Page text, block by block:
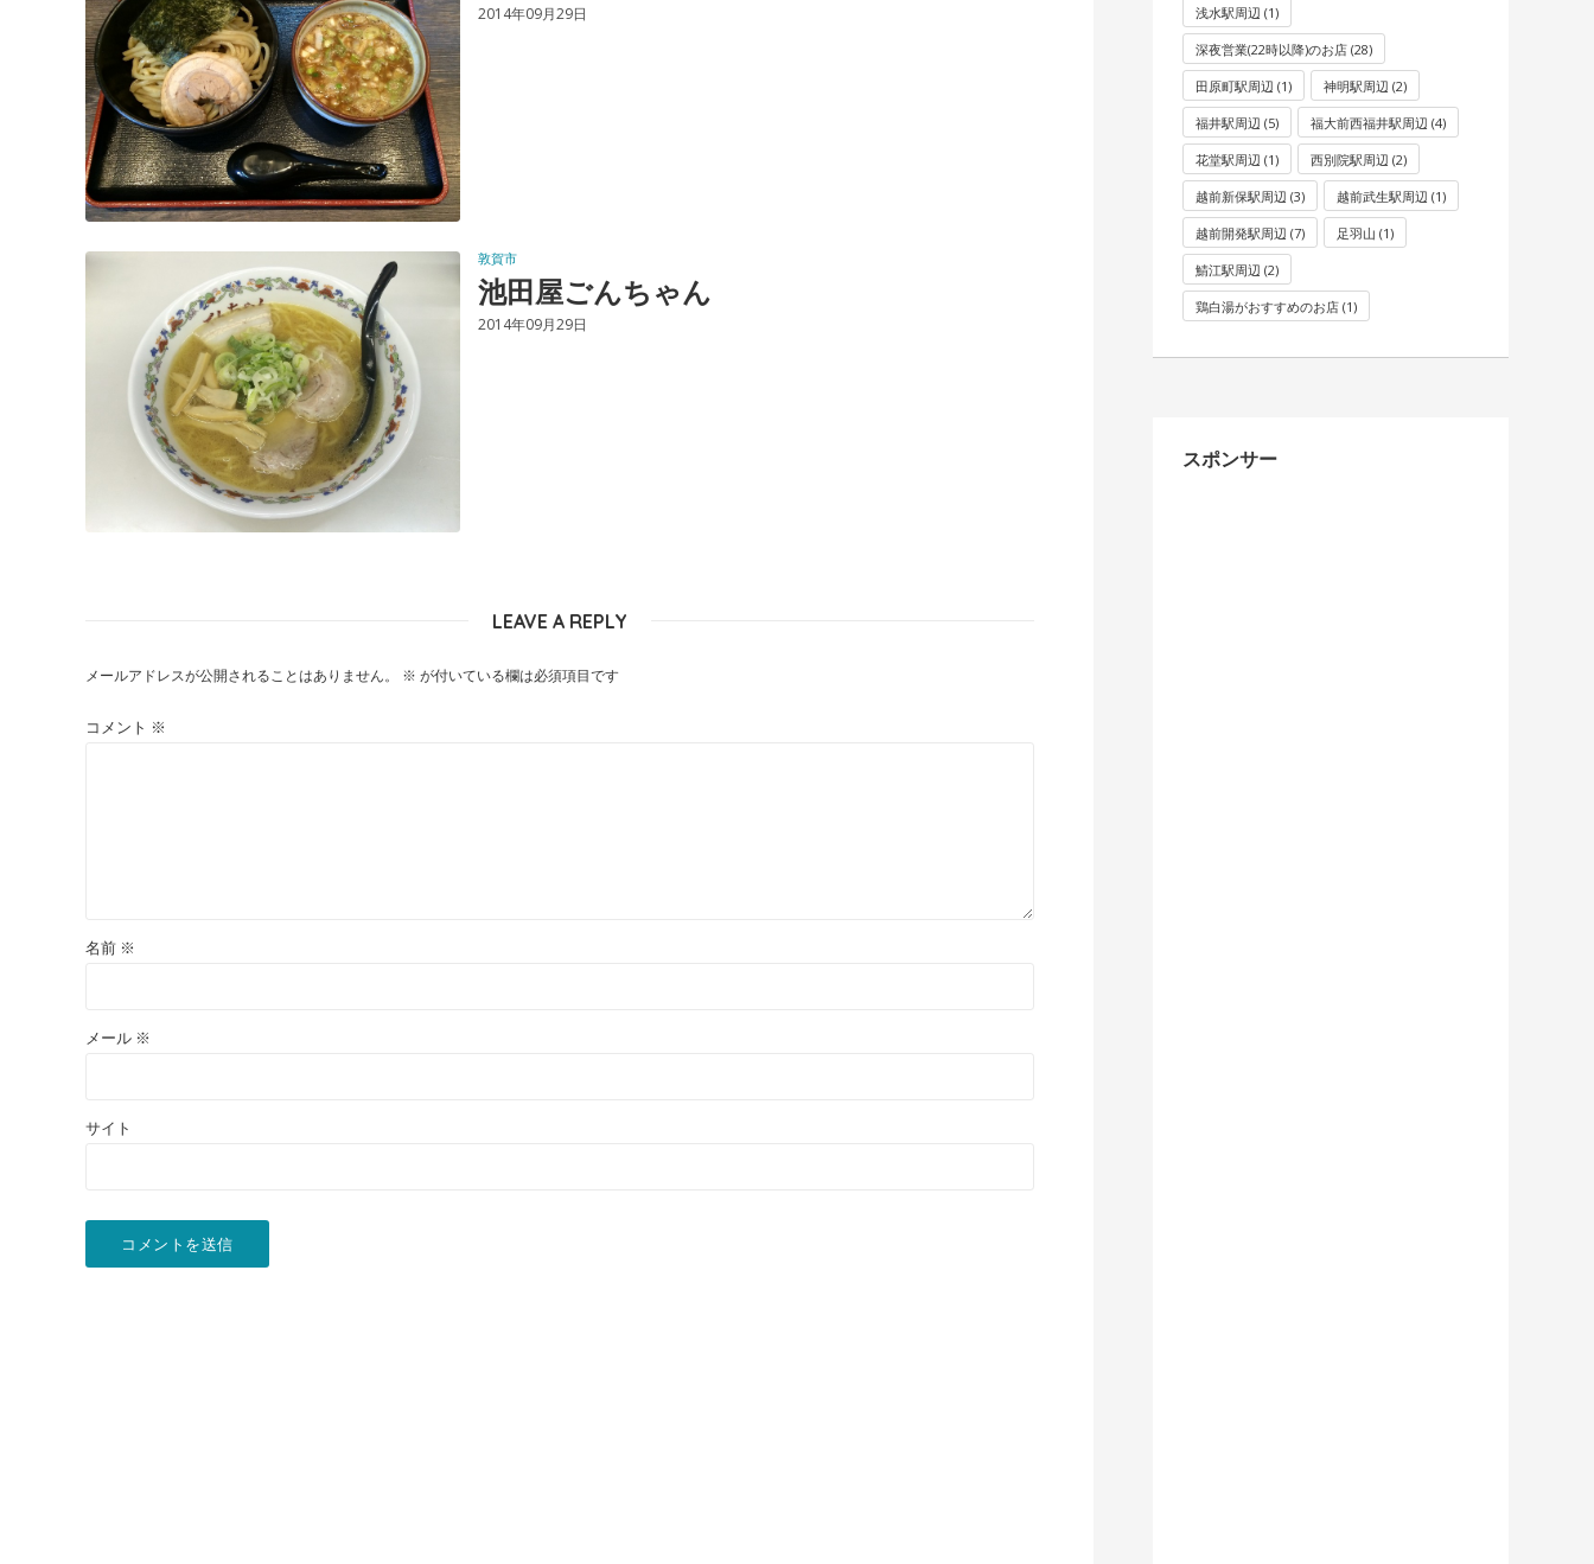
2014年09月29日
敦賀市
池田屋ごんちゃん
2014年09月29日
LEAVE A REPLY
メールアドレスが公開されることはありません。 ※ が付いている欄は必須項目です
コメント ※
名前 ※
メール ※
サイト
浅水駅周辺 (1)
深夜営業(22時以降)のお店 (28)
田原町駅周辺 (1) 神明駅周辺 (2)
福井駅周辺 (5) 福大前西福井駅周辺 (4)
花堂駅周辺 (1) 西別院駅周辺 (2)
越前新保駅周辺 (3) 越前武生駅周辺 (1)
越前開発駅周辺 (7) 足羽山 (1)
鯖江駅周辺 (2)
鶏白湯がおすすめのお店 (1)
スポンサー